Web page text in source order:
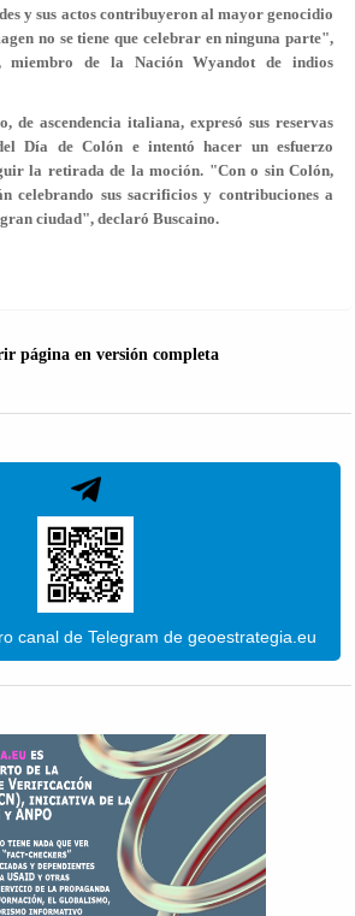
y sus actos contribuyeron al mayor genocidio
no se tiene que celebrar en ninguna parte",
miembro de la Nación Wyandot de indios
de ascendencia italiana, expresó sus reservas
Día de Colón e intentó hacer un esfuerzo
la retirada de la moción. "Con o sin Colón,
celebrando sus sacrificios y contribuciones a
ciudad", declaró Buscaino.
página en versión completa
canal de Telegram de geoestrategia.eu